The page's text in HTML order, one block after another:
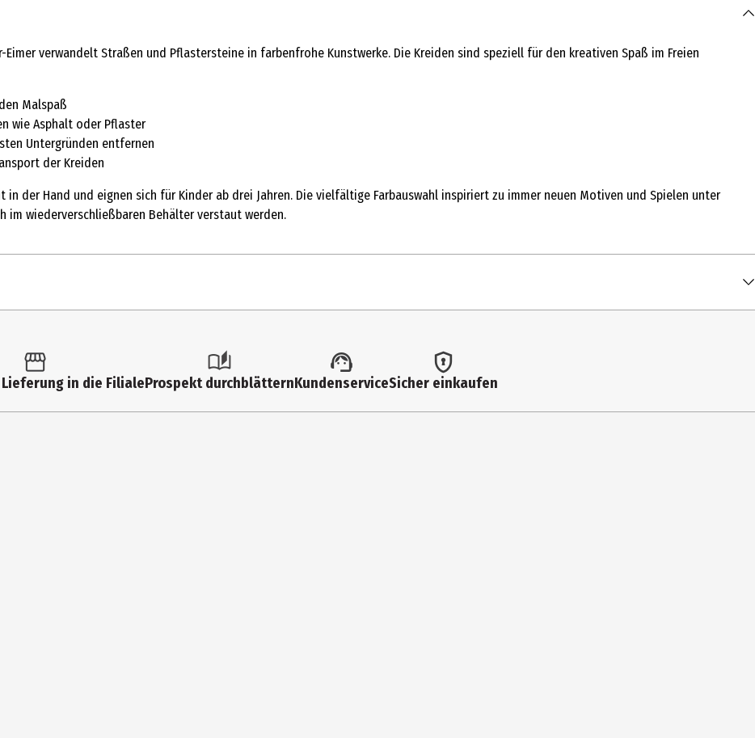
Eimer verwandelt Straßen und Pflastersteine in farbenfrohe Kunstwerke. Die Kreiden sind speziell für den kreativen Spaß im Freien
Malspaß
wie Asphalt oder Pflaster
Untergründen entfernen
der Kreiden
in der Hand und eignen sich für Kinder ab drei Jahren. Die vielfältige Farbauswahl inspiriert zu immer neuen Motiven und Spielen unter
im wiederverschließbaren Behälter verstaut werden.
in die FilialeProspekt durchblätternKundenserviceSicher einkaufen